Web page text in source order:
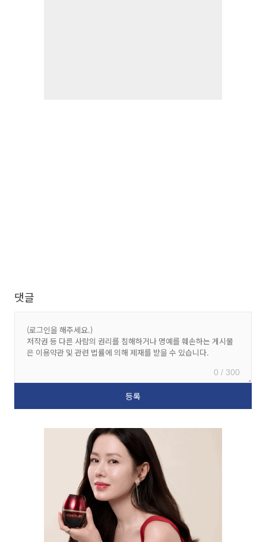
댓글
0 / 300